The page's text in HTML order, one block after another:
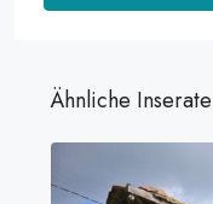
Ähnliche Inserate